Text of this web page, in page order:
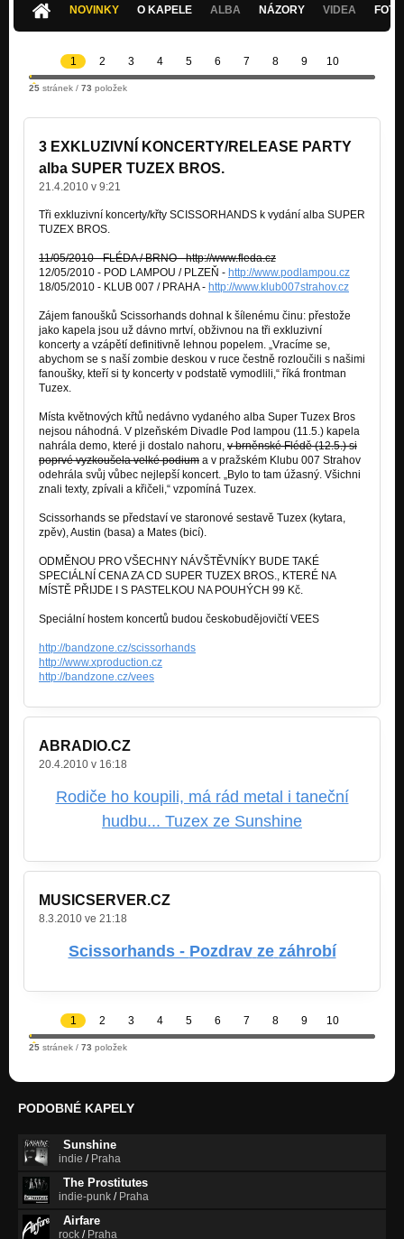
Break Me
NOVINKY O KAPELE ALBA NÁZORY VIDEA
1 2 3 4 5 6 7 8 9 10
25 stránek / 73 položek
3 EXKLUZIVNÍ KONCERTY/RELEASE PARTY
alba SUPER TUZEX BROS.
21.4.2010 v 9:21
Tři exkluzivní koncerty/křty SCISSORHANDS k vydání alba SUPER
TUZEX BROS.
11/05/2010 - FLÉDA / BRNO -http://www.fleda.cz
12/05/2010 - POD LAMPOU / PLZEŇ - http://www.podlampou.cz
18/05/2010 - KLUB 007 / PRAHA - http://www.klub007strahov.cz
Zájem fanoušků Scissorhands dohnal k šílenému činu: přestože
jako kapela jsou už dávno mrtví, obživnou na tři exkluzivní
koncerty a vzápětí definitivně lehnou popelem. „Vracíme se,
abychom se s naší zombie deskou v ruce čestně rozloučili s našimi
fanoušky, kteří si ty koncerty v podstatě vymodlili,“ říká frontman
Tuzex.
Místa květnových křtů nedávno vydaného alba Super Tuzex Bros
nejsou náhodná. V plzeňském Divadle Pod lampou (11.5.) kapela
nahrála demo, které ji dostalo nahoru, v brněnské Flédě (12.5.) si
poprvé vyzkoušela velké podium a v pražském Klubu 007 Strahov
odehrála svůj vůbec nejlepší koncert. „Bylo to tam úžasný. Všichni
znali texty, zpívali a křičeli,“ vzpomíná Tuzex.
Scissorhands se představí ve staronové sestavě Tuzex (kytara,
zpěv), Austin (basa) a Mates (bicí).
ODMĚNOU PRO VŠECHNY NÁVŠTĚVNÍKY BUDE TAKÉ
SPECIÁLNÍ CENA ZA CD SUPER TUZEX BROS., KTERÉ NA
MÍSTĚ PŘIJDE I S PASTELKOU NA POUHÝCH 99 Kč.
Speciální hostem koncertů budou českobudějovičtí VEES
http://bandzone.cz/scissorhands
http://www.xproduction.cz
http://bandzone.cz/vees
ABRADIO.CZ
20.4.2010 v 16:18
Rodiče ho koupili, má rád metal i taneční
hudbu... Tuzex ze Sunshine
MUSICSERVER.CZ
8.3.2010 ve 21:18
Scissorhands - Pozdrav ze záhrobí
1 2 3 4 5 6 7 8 9 10
25 stránek / 73 položek
PODOBNÉ KAPELY
Sunshine
indie / Praha
The Prostitutes
indie-punk / Praha
Airfare
rock / Praha